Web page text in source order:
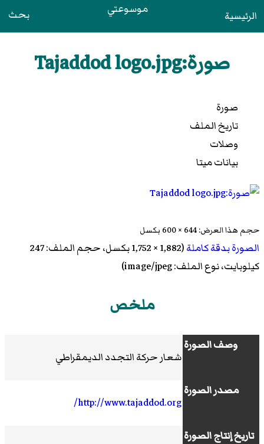
الرئيسية موسوعتي بحث
صورة:Tajaddod logo.jpg
صورة
تاريخ الملف
وصلات
بيانات ميتا
حجم هذا العرض: 644 × 600 بكسل
الصورة بدقة كاملة
‏ (1,882 × 1,752 بكسل، حجم الملف: 247
كيلوبايت، نوع الملف: image/jpeg)
ملخص
وصف الصورة
شعار حركة التجدد الديمقراطي
مصدر الصورة
http://www.tajaddod.org/
تاريخ إنتاج الصورة